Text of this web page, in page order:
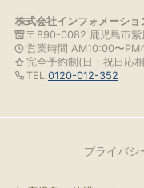
株式会社インフォメーショ
〒890-0082 鹿児島市紫
営業時間 AM10:00〜
完全予約制(日・祝日応
TEL.0120-012-352
プライバシ